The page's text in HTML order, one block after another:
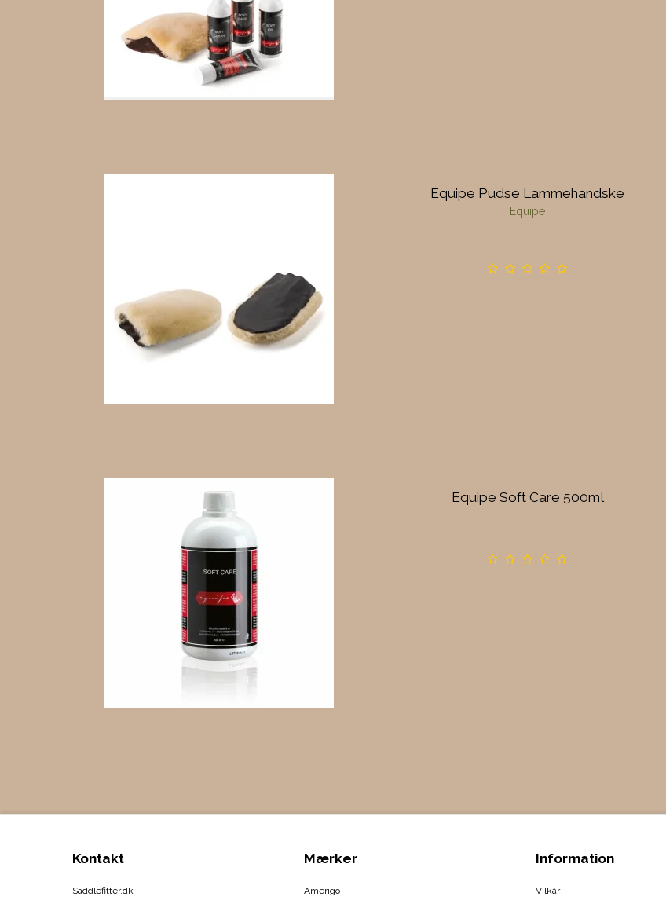
Equipe Pudse Lammehandske
Equipe
Equipe Soft Care 500ml
Kontakt
Saddlefitter.dk
Mærker
Amerigo
Information
Vilkår